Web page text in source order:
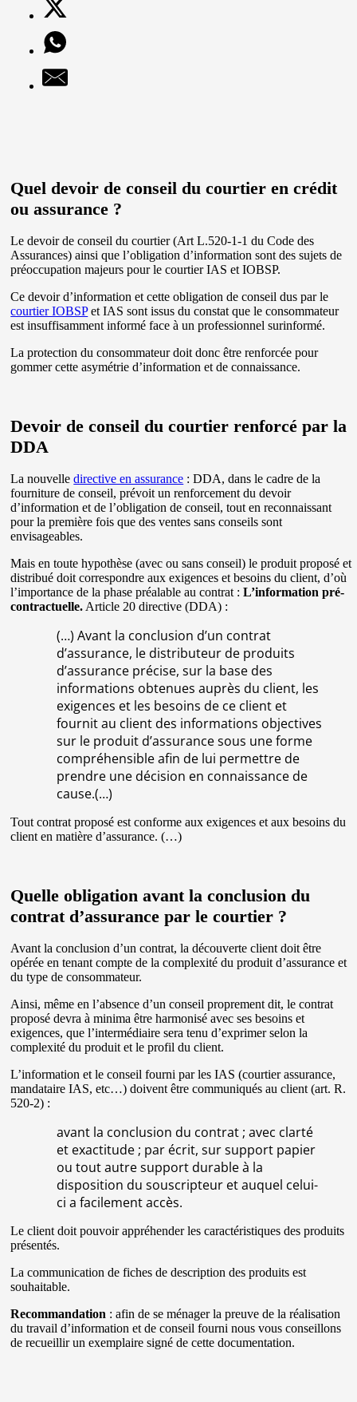
Quel devoir de conseil du courtier en crédit
ou assurance ?
Le devoir de conseil du courtier (Art L.520-1-1 du Code des
Assurances) ainsi que l’obligation d’information sont des sujets de
préoccupation majeurs pour le courtier IAS et IOBSP.
Ce devoir d’information et cette obligation de conseil dus par le
courtier IOBSPet IAS sont issus du constat que le consommateur
est insuffisamment informé face à un professionnel surinformé.
La protection du consommateur doit donc être renforcée pour
gommer cette asymétrie d’information et de connaissance.
Devoir de conseil du courtier renforcé par la
DDA
La nouvelledirective en assurance : DDA, dans le cadre de la
fourniture de conseil, prévoit un renforcement du devoir
d’information et de l’obligation de conseil, tout en reconnaissant
pour la première fois que des ventes sans conseils sont
envisageables.
Mais en toute hypothèse (avec ou sans conseil) le produit proposé et
distribué doit correspondre aux exigences et besoins du client, d’où
l’importance de la phase préalable au contrat :L’information pré-
contractuelle. Article 20 directive (DDA) :
(…) Avant la conclusion d’un contrat
d’assurance, le distributeur de produits
d’assurance précise, sur la base des
informations obtenues auprès du client, les
exigences et les besoins de ce client et
fournit au client des informations objectives
sur le produit d’assurance sous une forme
compréhensible afin de lui permettre de
prendre une décision en connaissance de
cause.(…)
Tout contrat proposé est conforme aux exigences et aux besoins du
client en matière d’assurance. (…)
Quelle obligation avant la conclusion du
contrat d’assurance par le courtier ?
Avant la conclusion d’un contrat, la découverte client doit être
opérée en tenant compte de la complexité du produit d’assurance et
du type de consommateur.
Ainsi, même en l’absence d’un conseil proprement dit, le contrat
proposé devra à minima être harmonisé avec ses besoins et
exigences, que l’intermédiaire sera tenu d’exprimer selon la
complexité du produit et le profil du client.
L’information et le conseil fourni par les IAS (courtier assurance,
mandataire IAS, etc…) doivent être communiqués au client (art. R.
520-2) :
avant la conclusion du contrat ; avec clarté
et exactitude ; par écrit, sur support papier
ou tout autre support durable à la
disposition du souscripteur et auquel celui-
ci a facilement accès.
Le client doit pouvoir appréhender les caractéristiques des produits
présentés.
La communication de fiches de description des produits est
souhaitable.
Recommandation : afin de se ménager la preuve de la réalisation
du travail d’information et de conseil fourni nous vous conseillons
de recueillir un exemplaire signé de cette documentation.